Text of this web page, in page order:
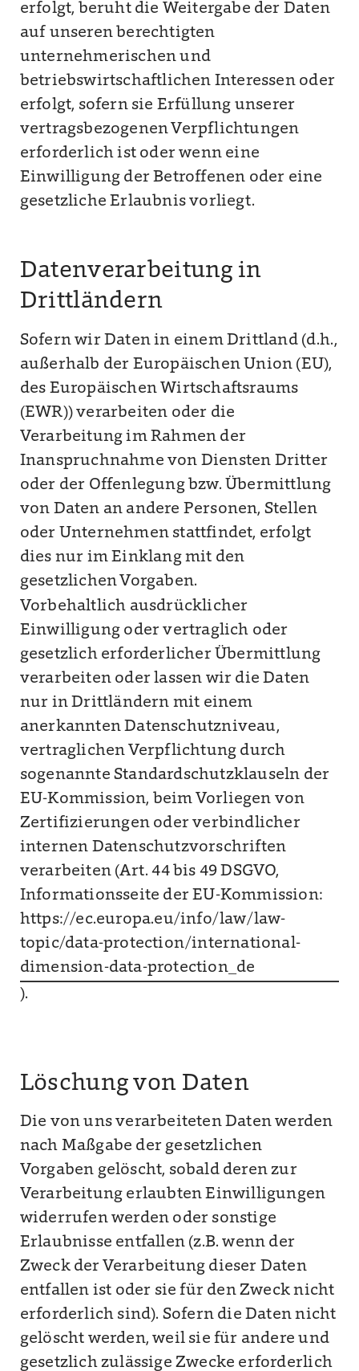
erfolgt, beruht die Weitergabe der Daten
auf unseren berechtigten
unternehmerischen und
betriebswirtschaftlichen Interessen oder
erfolgt, sofern sie Erfüllung unserer
vertragsbezogenen Verpflichtungen
erforderlich ist oder wenn eine
Einwilligung der Betroffenen oder eine
gesetzliche Erlaubnis vorliegt.
Datenverarbeitung in
Drittländern
Sofern wir Daten in einem Drittland (d.h.,
außerhalb der Europäischen Union (EU),
des Europäischen Wirtschaftsraums
(EWR)) verarbeiten oder die
Verarbeitung im Rahmen der
Inanspruchnahme von Diensten Dritter
oder der Offenlegung bzw. Übermittlung
von Daten an andere Personen, Stellen
oder Unternehmen stattfindet, erfolgt
dies nur im Einklang mit den
gesetzlichen Vorgaben.
Vorbehaltlich ausdrücklicher
Einwilligung oder vertraglich oder
gesetzlich erforderlicher Übermittlung
verarbeiten oder lassen wir die Daten
nur in Drittländern mit einem
anerkannten Datenschutzniveau,
vertraglichen Verpflichtung durch
sogenannte Standardschutzklauseln der
EU-Kommission, beim Vorliegen von
Zertifizierungen oder verbindlicher
internen Datenschutzvorschriften
verarbeiten (Art. 44 bis 49 DSGVO,
Informationsseite der EU-Kommission:
https://ec.europa.eu/info/law/law-
topic/data-protection/international-
dimension-data-protection_de
).
Löschung von Daten
Die von uns verarbeiteten Daten werden
nach Maßgabe der gesetzlichen
Vorgaben gelöscht, sobald deren zur
Verarbeitung erlaubten Einwilligungen
widerrufen werden oder sonstige
Erlaubnisse entfallen (z.B. wenn der
Zweck der Verarbeitung dieser Daten
entfallen ist oder sie für den Zweck nicht
erforderlich sind). Sofern die Daten nicht
gelöscht werden, weil sie für andere und
gesetzlich zulässige Zwecke erforderlich